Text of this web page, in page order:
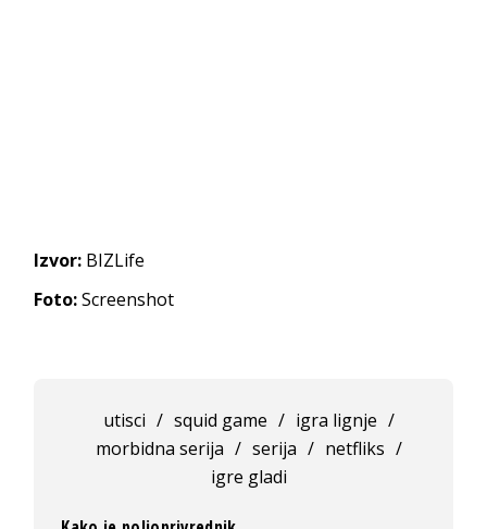
Izvor: BIZLife
Foto:Screenshot
utisci / squid game / igra lignje /
morbidna serija / serija / netfliks /
igre gladi